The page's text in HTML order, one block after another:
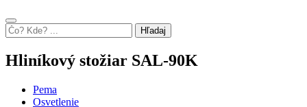
Hľadaj
Hliníkový stožiar SAL-90K
Pema
Osvetlenie